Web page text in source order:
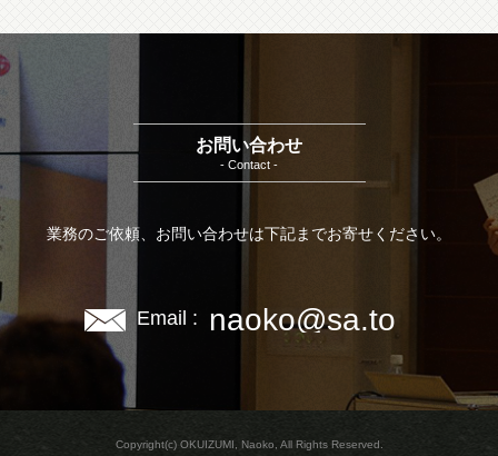
お問い合わせ
- Contact -
業務のご依頼、お問い合わせは下記までお寄せください。
Email : naoko@sa.to
Copyright(c) OKUIZUMI, Naoko, All Rights Reserved.